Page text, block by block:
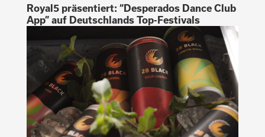
Royal5 präsentiert: “Desperados Dance Club
App” auf Deutschlands Top-Festivals